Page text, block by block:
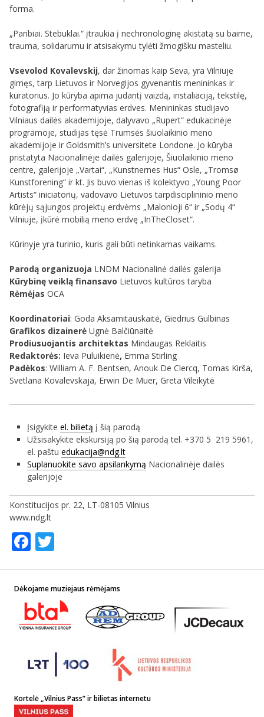
forma.
„Paribiai. Stebuklai.“ įtraukia į nechronologinę akistatą su baime,
trauma, solidarumu ir atsisakymu tylėti žmogišku masteliu.
Vsevolod Kovalevskij, dar žinomas kaip Seva, yra Vilniuje
gimęs, tarp Lietuvos ir Norvegijos gyvenantis menininkas ir
kuratorius. Jo kūryba apima judantį vaizdą, instaliaciją, tekstilę,
fotografiją ir performatyvias erdves. Menininkas studijavo
Vilniaus dailės akademijoje, dalyvavo „Rupert“ edukacinėje
programoje, studijas tęsė Trumsės šiuolaikinio meno
akademijoje ir Goldsmith’s universitete Londone. Jo kūryba
pristatyta Nacionalinėje dailės galerijoje, Šiuolaikinio meno
centre, galerijoje „Vartai“, „Kunstnernes Hus“ Osle, „Tromsø
Kunstforening“ ir kt. Jis buvo vienas iš kolektyvo „Young Poor
Artists“ iniciatorių, vadovavo Lietuvos tarpdisciplininio meno
kūrėjų sąjungos projektų erdvėms „Malonioji 6“ ir „Sodų 4“
Vilniuje, įkūrė mobilią meno erdvę „InTheCloset“.
Kūrinyje yra turinio, kuris gali būti netinkamas vaikams.
Parodą organizuoja LNDM Nacionalinė dailės galerija
Kūrybinę veiklą finansavo Lietuvos kultūros taryba
Rėmėjas OCA
Koordinatoriai: Goda Aksamitauskaitė, Giedrius Gulbinas
Grafikos dizainerė Ugnė Balčiūnaitė
Prodiusuojantis architektas Mindaugas Reklaitis
Redaktorės: Ieva Puluikienė, Emma Stirling
Padėkos: William A. F. Bentsen, Anouk De Clercq, Tomas Kirša,
Svetlana Kovalevskaja, Erwin De Muer, Greta Vileikytė
Įsigykite el. bilietą į šią parodą
Užsisakykite ekskursiją po šią parodą tel. +370 5 219 5961,
el. paštu edukacija@ndg.lt
Suplanuokite savo apsilankymą Nacionalinėje dailės
galerijoje
Konstitucijos pr. 22, LT-08105 Vilnius
www.ndg.lt
Facebook
Dėkojame muziejaus rėmėjams
Kortelė „Vilnius Pass” ir bilietas internetu